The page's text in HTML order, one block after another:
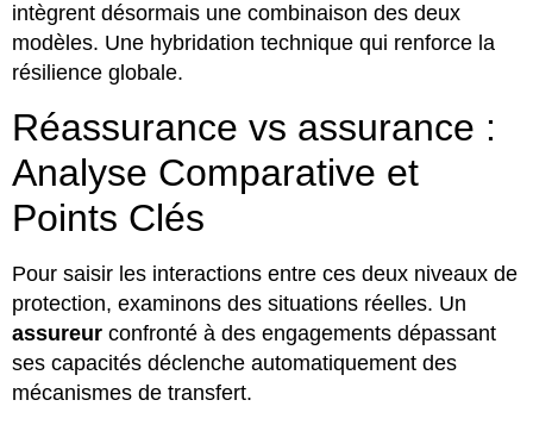
intègrent désormais une combinaison des deux
modèles. Une hybridation technique qui renforce la
résilience globale.
Réassurance vs assurance :
Analyse Comparative et
Points Clés
Pour saisir les interactions entre ces deux niveaux de
protection, examinons des situations réelles. Un
assureur confronté à des engagements dépassant
ses capacités déclenche automatiquement des
mécanismes de transfert.